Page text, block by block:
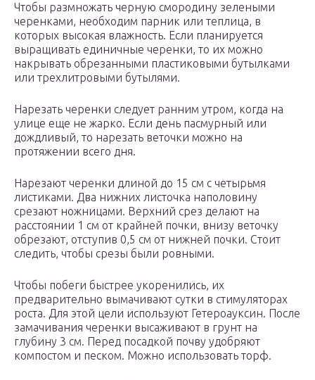
Чтобы размножать черную смородину зелеными
черенками, необходим парник или теплица, в
которых высокая влажность. Если планируется
выращивать единичные черенки, то их можно
накрывать обрезанными пластиковыми бутылками
или трехлитровыми бутылями.
Нарезать черенки следует ранним утром, когда на
улице еще не жарко. Если день пасмурный или
дождливый, то нарезать веточки можно на
протяжении всего дня.
Нарезают черенки длиной до 15 см с четырьмя
листиками. Два нижних листочка наполовину
срезают ножницами. Верхний срез делают на
расстоянии 1 см от крайней почки, внизу веточку
обрезают, отступив 0,5 см от нижней почки. Стоит
следить, чтобы срезы были ровными.
Чтобы побеги быстрее укоренились, их
предварительно вымачивают сутки в стимуляторах
роста. Для этой цели используют Гетероауксин. После
замачивания черенки высаживают в грунт на
глубину 3 см. Перед посадкой почву удобряют
компостом и песком. Можно использовать торф.